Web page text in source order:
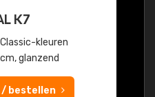
K7
kleuren
glanzend
bestellen